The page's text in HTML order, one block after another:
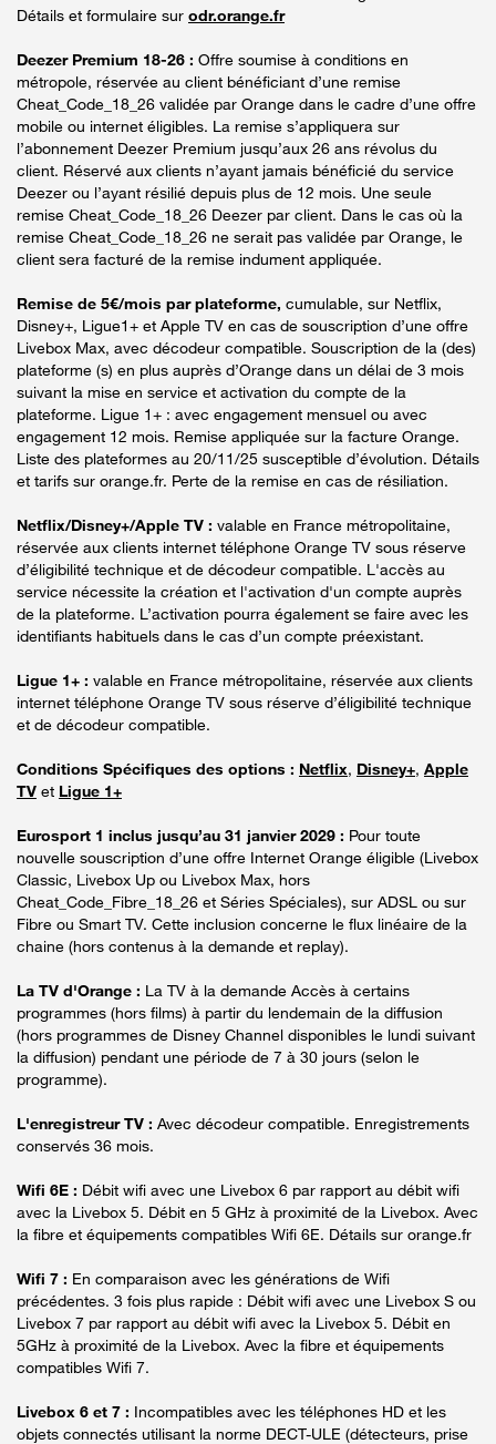
Détails et formulaire sur odr.orange.fr
Deezer Premium 18-26 : Offre soumise à conditions en
métropole, réservée au client bénéficiant d’une remise
Cheat_Code_18_26 validée par Orange dans le cadre d’une offre
mobile ou internet éligibles. La remise s’appliquera sur
l’abonnement Deezer Premium jusqu’aux 26 ans révolus du
client. Réservé aux clients n’ayant jamais bénéficié du service
Deezer ou l’ayant résilié depuis plus de 12 mois. Une seule
remise Cheat_Code_18_26 Deezer par client. Dans le cas où la
remise Cheat_Code_18_26 ne serait pas validée par Orange, le
client sera facturé de la remise indument appliquée.
Remise de 5€/mois par plateforme, cumulable, sur Netflix,
Disney+, Ligue1+ et Apple TV en cas de souscription d’une offre
Livebox Max, avec décodeur compatible. Souscription de la (des)
plateforme (s) en plus auprès d’Orange dans un délai de 3 mois
suivant la mise en service et activation du compte de la
plateforme. Ligue 1+ : avec engagement mensuel ou avec
engagement 12 mois. Remise appliquée sur la facture Orange.
Liste des plateformes au 20/11/25 susceptible d’évolution. Détails
et tarifs sur orange.fr. Perte de la remise en cas de résiliation.
Netflix/Disney+/Apple TV : valable en France métropolitaine,
réservée aux clients internet téléphone Orange TV sous réserve
d’éligibilité technique et de décodeur compatible. L'accès au
service nécessite la création et l'activation d'un compte auprès
de la plateforme. L’activation pourra également se faire avec les
identifiants habituels dans le cas d’un compte préexistant.
Ligue 1+ : valable en France métropolitaine, réservée aux clients
internet téléphone Orange TV sous réserve d’éligibilité technique
et de décodeur compatible.
Conditions Spécifiques des options : Netflix, Disney+, Apple
TV et Ligue 1+
Eurosport 1 inclus jusqu’au 31 janvier 2029 : Pour toute
nouvelle souscription d’une offre Internet Orange éligible (Livebox
Classic, Livebox Up ou Livebox Max, hors
Cheat_Code_Fibre_18_26 et Séries Spéciales), sur ADSL ou sur
Fibre ou Smart TV. Cette inclusion concerne le flux linéaire de la
chaine (hors contenus à la demande et replay).
La TV d'Orange : La TV à la demande Accès à certains
programmes (hors films) à partir du lendemain de la diffusion
(hors programmes de Disney Channel disponibles le lundi suivant
la diffusion) pendant une période de 7 à 30 jours (selon le
programme).
L'enregistreur TV : Avec décodeur compatible. Enregistrements
conservés 36 mois.
Wifi 6E : Débit wifi avec une Livebox 6 par rapport au débit wifi
avec la Livebox 5. Débit en 5 GHz à proximité de la Livebox. Avec
la fibre et équipements compatibles Wifi 6E. Détails sur orange.fr
Wifi 7 : En comparaison avec les générations de Wifi
précédentes. 3 fois plus rapide : Débit wifi avec une Livebox S ou
Livebox 7 par rapport au débit wifi avec la Livebox 5. Débit en
5GHz à proximité de la Livebox. Avec la fibre et équipements
compatibles Wifi 7.
Livebox 6 et 7 : Incompatibles avec les téléphones HD et les
objets connectés utilisant la norme DECT-ULE (détecteurs, prise